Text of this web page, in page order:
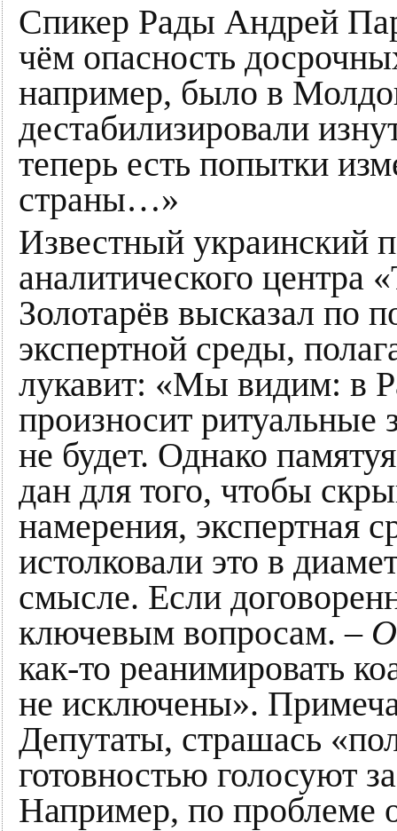
Спикер Рады Андрей
чём опасность
например, было в
дестабилизировали
теперь есть попытки
страны…»
Известный украинский
аналитического центра
Золотарёв высказал по
экспертной среды,
лукавит: «Мы видим: в
произносит ритуальные
не будет. Однако
дан для того, чтобы
намерения, экспертная
истолковали это в
смысле. Если
ключевым вопросам. –
как-то реанимировать
не исключены».
Депутаты, страшась
готовностью голосуют
Например, по